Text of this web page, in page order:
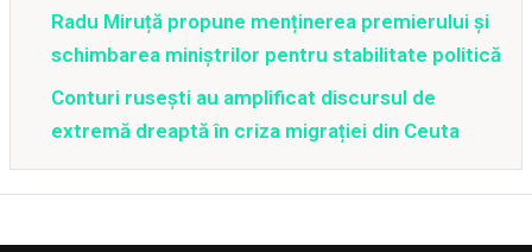
Radu Miruță propune menținerea premierului și
schimbarea miniștrilor pentru stabilitate politică
Conturi rusești au amplificat discursul de
extremă dreaptă în criza migrației din Ceuta